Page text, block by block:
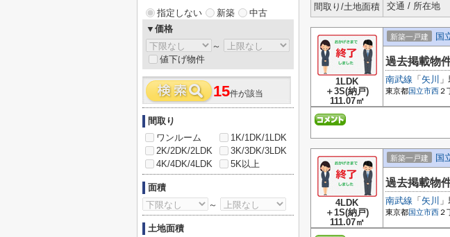
間取り/土地面積
交通 / 所在地
1LDK
＋3S(納戸)
111.07㎡
新築一戸建 国
過去掲載物
南武線 「 矢川
東京都国立市西 ２
4LDK
＋1S(納戸)
111.07㎡
新築一戸建 国
過去掲載物
南武線 「 矢川
東京都国立市西 ２
指定しない 新築
中古
▼価格
～
値下げ物件
15件が該当
間取り
ワンルーム
1K/1DK/1LDK
2K/2DK/2LDK
3K/3DK/3LDK
4K/4DK/4LDK
5K以上
面積
～
土地面積